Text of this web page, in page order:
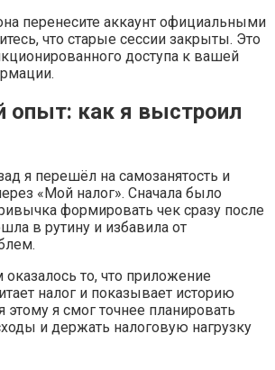
перенесите аккаунт официальными
что старые сессии закрыты. Это
доступа к вашей
опыт: как я выстроил
я перешёл на самозанятость и
«Мой налог». Сначала было
формировать чек сразу после
в рутину и избавила от
то, что приложение
налог и показывает историю
этому я смог точнее планировать
и держать налоговую нагрузку